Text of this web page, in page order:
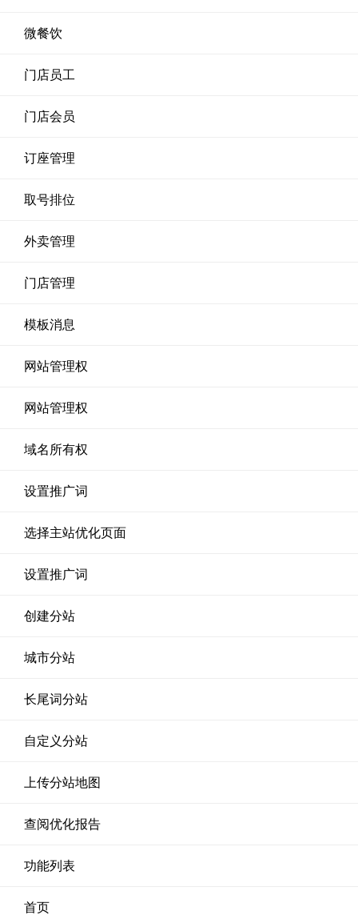
微餐饮
门店员工
门店会员
订座管理
取号排位
外卖管理
门店管理
模板消息
网站管理权
网站管理权
域名所有权
设置推广词
选择主站优化页面
设置推广词
创建分站
城市分站
长尾词分站
自定义分站
上传分站地图
查阅优化报告
功能列表
首页